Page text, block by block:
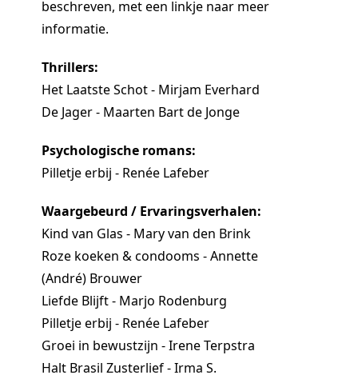
beschreven, met een linkje naar meer
informatie.
Thrillers:
Het Laatste Schot - Mirjam Everhard
De Jager - Maarten Bart de Jonge
Psychologische romans:
Pilletje erbij - Renée Lafeber
Waargebeurd / Ervaringsverhalen:
Kind van Glas - Mary van den Brink
Roze koeken & condooms - Annette
(André) Brouwer
Liefde Blijft - Marjo Rodenburg
Pilletje erbij - Renée Lafeber
Groei in bewustzijn - Irene Terpstra
Halt Brasil Zusterlief - Irma S.